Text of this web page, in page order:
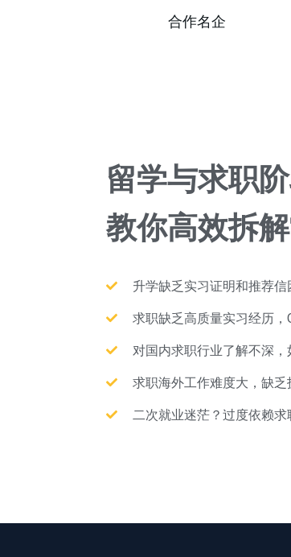
合作名企
留学与求职
教你高效拆
升学缺乏实习证明和推荐
求职缺乏高质量实习经历，
对国内求职行业了解不深
求职海外工作难度大，缺
二次就业迷茫？过度依赖